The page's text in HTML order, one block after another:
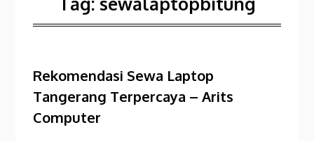
Rekomendasi Sewa Laptop
Tangerang Terpercaya – Arits
Computer